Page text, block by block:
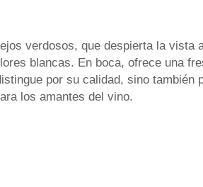
verdosos, que despierta la vista
blancas. En boca, ofrece una
por su calidad, sino también
los amantes del vino.